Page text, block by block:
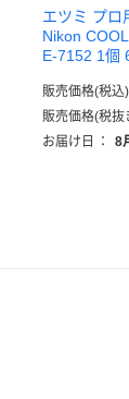
エツミ プロ
Nikon
E-7152 1個
販売価格(税込)
販売価格(税抜
お届け日
： 8